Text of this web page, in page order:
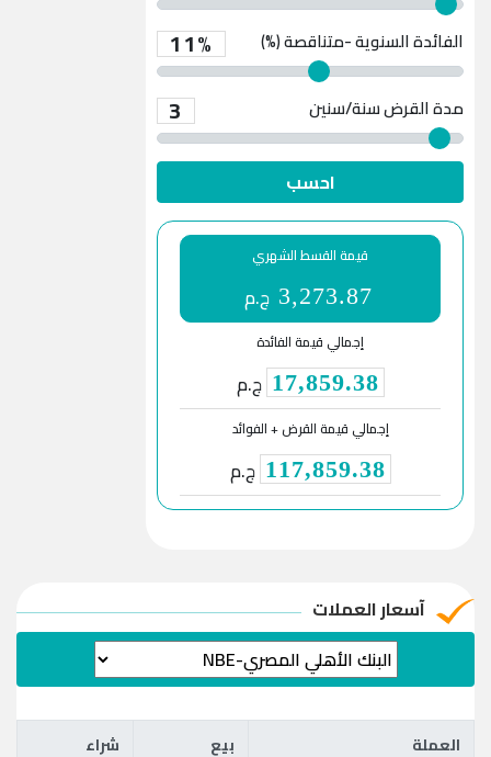
الفائدة السنوية -متناقصة (%) 11%
مدة القرض 3 سنة/سنين
احسب
قيمة القسط الشهري
3,273.87 ج.م
إجمالي قيمة الفائدة
17,859.38 ج.م
إجمالي قيمة القرض + الفوائد
117,859.38 ج.م
آسعار العملات
العملة بيع شراء العملة بيع
شراء